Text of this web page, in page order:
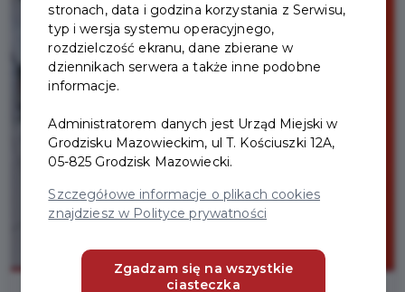
stronach, data i godzina korzystania z Serwisu,
typ i wersja systemu operacyjnego,
rozdzielczość ekranu, dane zbierane w
dziennikach serwera a także inne podobne
informacje.
Administratorem danych jest Urząd Miejski w
Grodzisku Mazowieckim, ul T. Kościuszki 12A,
05-825 Grodzisk Mazowiecki.
Szczegółowe informacje o plikach cookies
znajdziesz w Polityce prywatności
Zgadzam się na wszystkie
ciasteczka